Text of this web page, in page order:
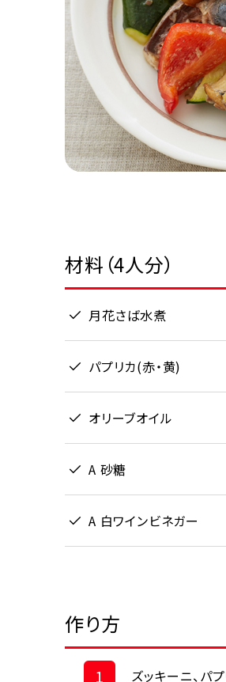
材料（4人分）
月花さば水煮
パプリカ(赤・黄)
オリーブオイル
A 砂糖
A 白ワインビネガー
作り方
1 ズッキーニ、パ